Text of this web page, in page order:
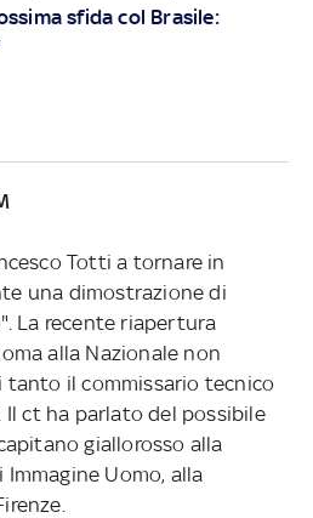
sfida col Brasile:
Totti a tornare in
una dimostrazione di
La recente riapertura
alla Nazionale non
tanto il commissario tecnico
Ilct ha parlato del possibile
giallorosso alla
Uomo, alla